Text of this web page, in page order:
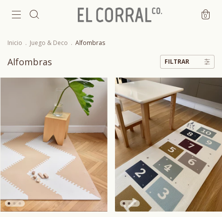
0
Inicio . Juego & Deco . Alfombras
Alfombras FILTRAR